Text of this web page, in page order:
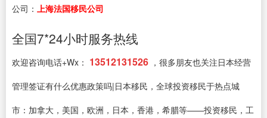
公司： 上海法国移民公司
全国7*24小时服务热线
欢迎咨询电话+Wx： 13512131526 ，很多朋友也关注日本经营
管理签证有什么优惠政策吗|日本移民，全球投资移民于热点城
市：加拿大，美国，欧洲，日本，香港，希腊等——投资移民，工